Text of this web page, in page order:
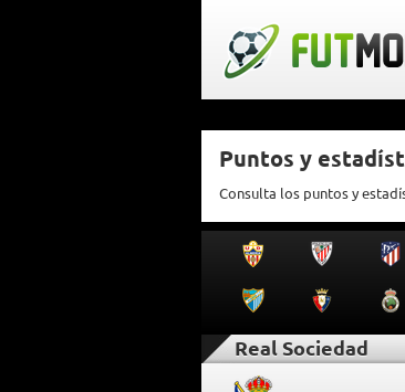
Puntos y
Consulta los puntos y
Real Sociedad